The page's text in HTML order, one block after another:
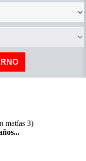
matías 3)